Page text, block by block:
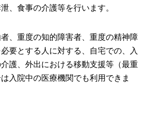
、食事の介護等を行います。
、重度の知的障害者、重度の精神障
要とする人に対する、自宅での、入
護、外出における移動支援等（最重
入院中の医療機関でも利用できま